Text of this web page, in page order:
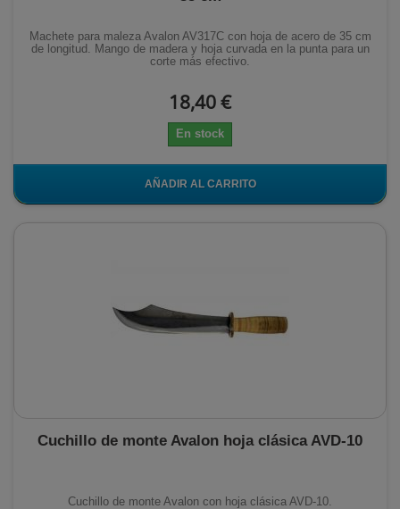
Machete para maleza Avalon AV317C con hoja de acero de 35 cm
de longitud. Mango de madera y hoja curvada en la punta para un
corte más efectivo.
18,40 €
En stock
AÑADIR AL CARRITO
Cuchillo de monte Avalon hoja clásica AVD-10
Cuchillo de monte Avalon con hoja clásica AVD-10.